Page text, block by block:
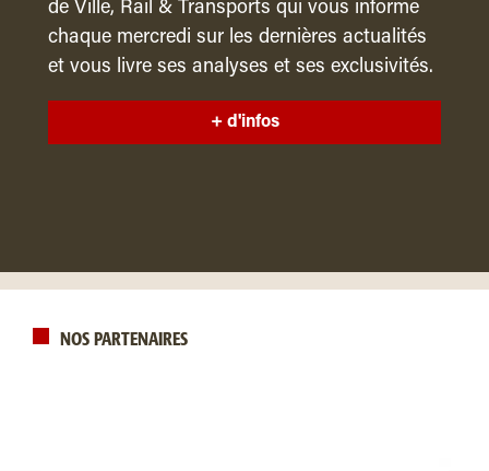
de Ville, Rail & Transports qui vous informe
chaque mercredi sur les dernières actualités
et vous livre ses analyses et ses exclusivités.
+ d'infos
NOS PARTENAIRES